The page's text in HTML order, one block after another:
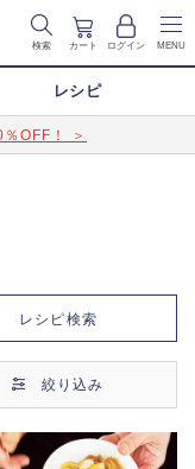
検索 カート ログイン MENU
レシピ
OFF！ ＞
レシピ検索
絞り込み